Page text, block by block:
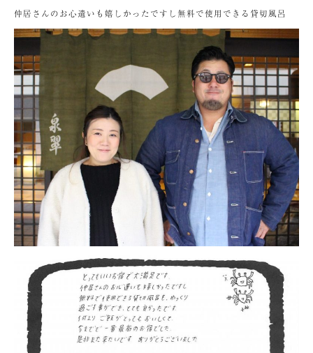
仲居さんのお心遣いも嬉しかったですし無料で使用できる貸切風呂